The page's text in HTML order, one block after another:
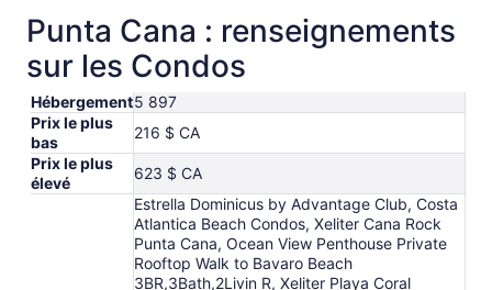
Punta Cana : renseignements
sur les Condos
Hébergement5 897
Prix le plus
bas
216 $ CA
Prix le plus
élevé
623 $ CA
Estrella Dominicus by Advantage Club, Costa
Atlantica Beach Condos, Xeliter Cana Rock
Punta Cana, Ocean View Penthouse Private
Rooftop Walk to Bavaro Beach
3BR,3Bath,2Livin R, Xeliter Playa Coral